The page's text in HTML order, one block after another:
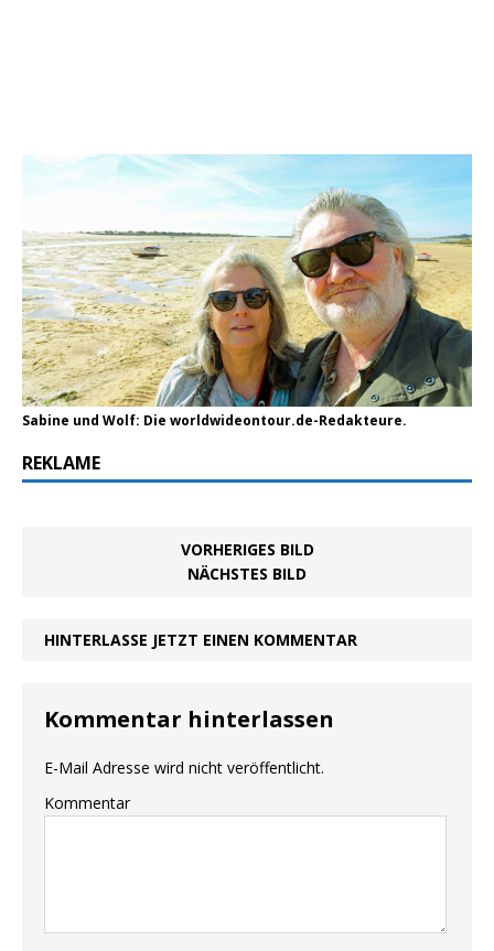
Sabine und Wolf: Die worldwideontour.de-Redakteure.
REKLAME
VORHERIGES BILD
NÄCHSTES BILD
HINTERLASSE JETZT EINEN KOMMENTAR
Kommentar hinterlassen
E-Mail Adresse wird nicht veröffentlicht.
Kommentar